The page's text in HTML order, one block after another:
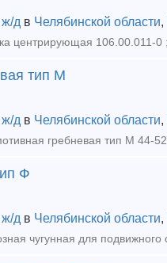
ж/д в Челябинской области,
тип М
ж/д в Челябинской области,
Ф
ж/д в Челябинской области,